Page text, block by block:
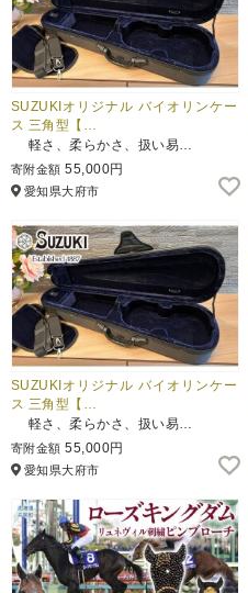
SUZUKIオリジナル バイオリンケー
ス 三角型【…
軽さ、柔らかさ、扱い易…
寄附金額 55,000円
愛知県大府市
SUZUKIオリジナル バイオリンケー
ス 三角型【…
軽さ、柔らかさ、扱い易…
寄附金額 55,000円
愛知県大府市